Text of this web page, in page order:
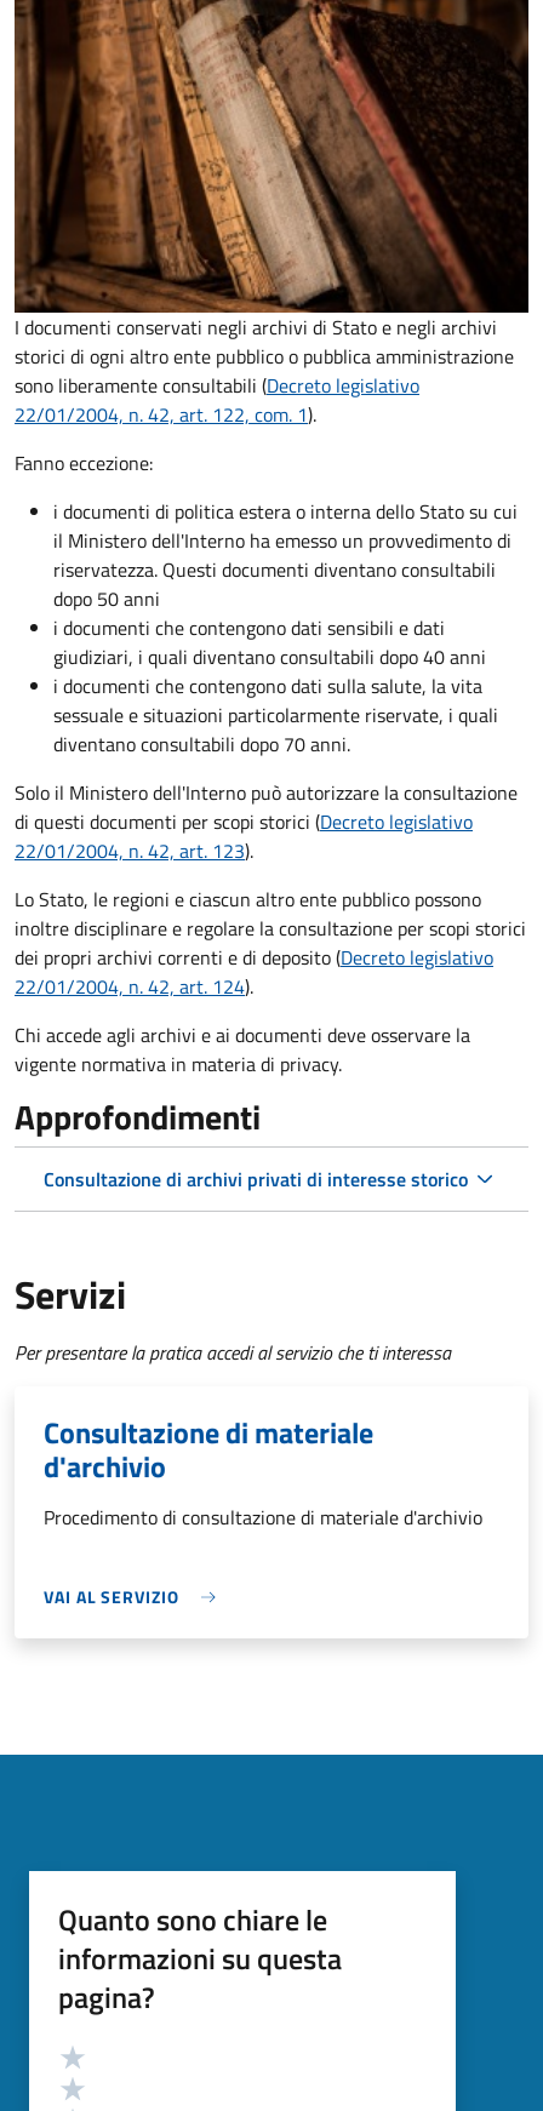
I documenti conservati negli archivi di Stato e negli archivi
storici di ogni altro ente pubblico o pubblica amministrazione
sono liberamente consultabili (Decreto legislativo
22/01/2004, n. 42, art. 122, com. 1).
Fanno eccezione:
i documenti di politica estera o interna dello Stato su cui
il Ministero dell'Interno ha emesso un provvedimento di
riservatezza. Questi documenti diventano consultabili
dopo 50 anni
i documenti che contengono dati sensibili e dati
giudiziari, i quali diventano consultabili dopo 40 anni
i documenti che contengono dati sulla salute, la vita
sessuale e situazioni particolarmente riservate, i quali
diventano consultabili dopo 70 anni.
Solo il Ministero dell'Interno può autorizzare la consultazione
di questi documenti per scopi storici (Decreto legislativo
22/01/2004, n. 42, art. 123).
Lo Stato, le regioni e ciascun altro ente pubblico possono
inoltre disciplinare e regolare la consultazione per scopi storici
dei propri archivi correnti e di deposito (Decreto legislativo
22/01/2004, n. 42, art. 124).
Chi accede agli archivi e ai documenti deve osservare la
vigente normativa in materia di privacy.
Approfondimenti
Consultazione di archivi privati di interesse storico
Servizi
Per presentare la pratica accedi al servizio che ti interessa
Consultazione di materiale
d'archivio
Procedimento di consultazione di materiale d'archivio
VAI AL SERVIZIO
Quanto sono chiare le
informazioni su questa
pagina?
Valutazione